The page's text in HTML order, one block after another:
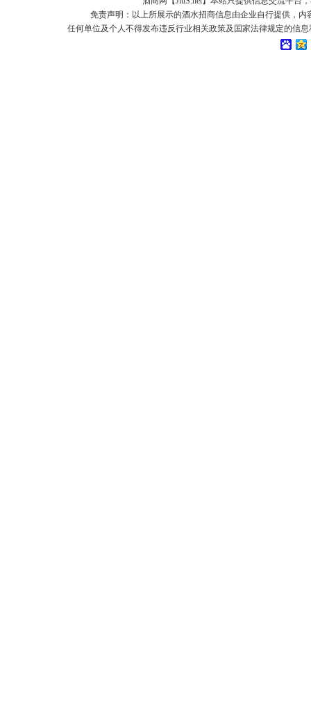
免责声明：以上所展示的酒水招商信息由企业自行提供，
任何单位及个人不得发布违反行业相关政策及国家法律规定的信